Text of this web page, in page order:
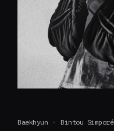
Baekhyun Bintou Simporé